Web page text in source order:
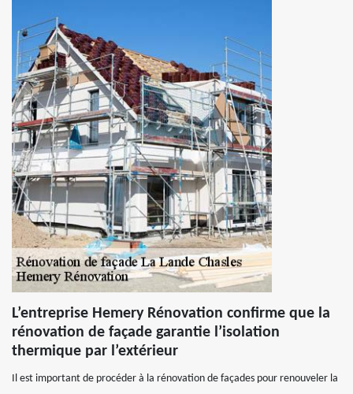
L’entreprise Hemery Rénovation confirme que la
rénovation de façade garantie l’isolation
thermique par l’extérieur
Il est important de procéder à la rénovation de façades pour renouveler la